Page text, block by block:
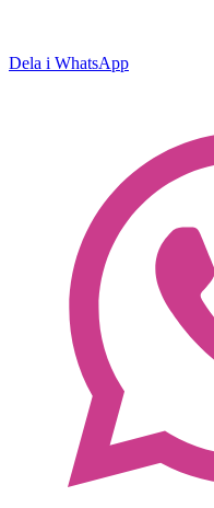
Dela i WhatsApp